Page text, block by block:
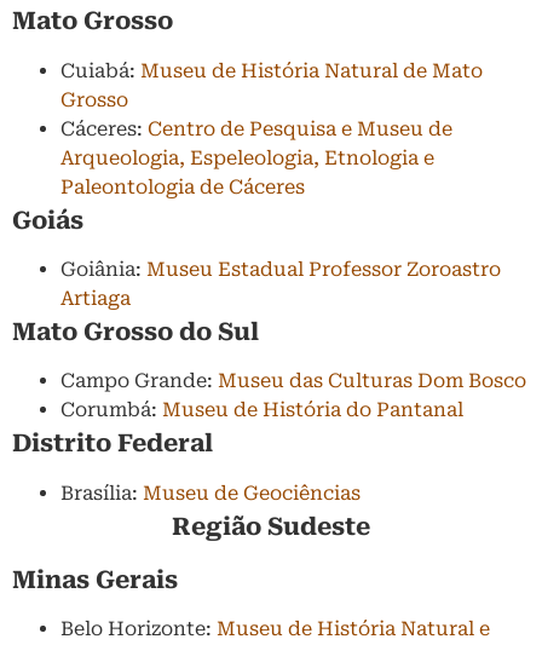
Mato Grosso
Cuiabá: Museu de História Natural de Mato
Grosso
Cáceres: Centro de Pesquisa e Museu de
Arqueologia, Espeleologia, Etnologia e
Paleontologia de Cáceres
Goiás
Goiânia: Museu Estadual Professor Zoroastro
Artiaga
Mato Grosso do Sul
Campo Grande: Museu das Culturas Dom Bosco
Corumbá: Museu de História do Pantanal
Distrito Federal
Brasília: Museu de Geociências
Região Sudeste
Minas Gerais
Belo Horizonte: Museu de História Natural e